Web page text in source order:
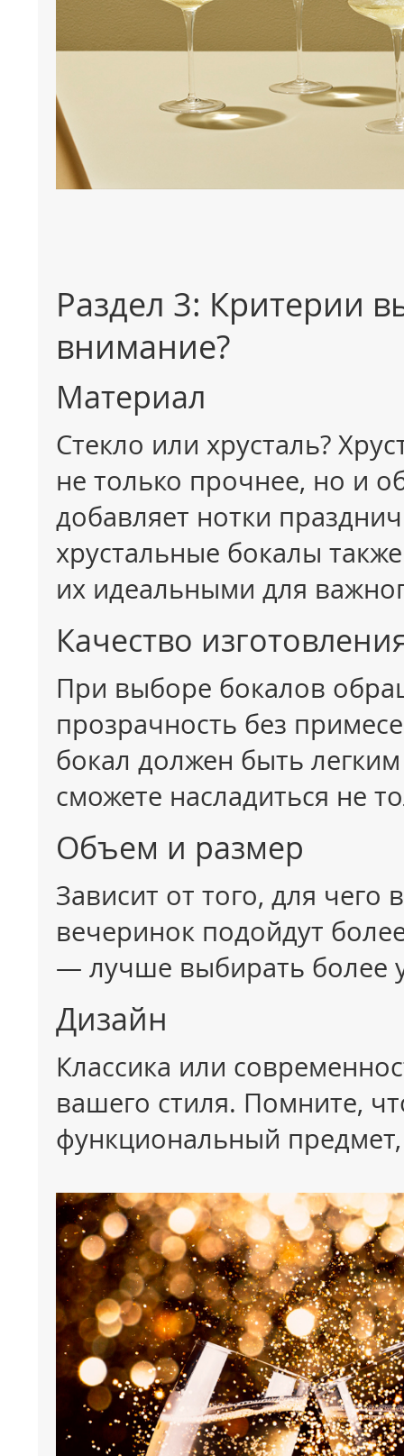
Раздел 3: Критерии
внимание?
Материал
Стекло или хрусталь?
не только прочнее, но и
добавляет нотки
хрустальные бокалы
их идеальными для
Качество
При выборе бокалов
прозрачность без
бокал должен быть
сможете насладиться не
Объем и размер
Зависит от того, для
вечеринок подойдут
— лучше выбирать более
Дизайн
Классика или
вашего стиля. Помните,
функциональный